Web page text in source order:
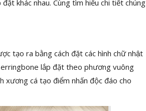
khác nhau. Cùng tìm hiểu chi tiết chúng
tạo ra bằng cách đặt các hình chữ nhật
lắp đặt theo phương vuông
xương cá tạo điểm nhấn độc đáo cho